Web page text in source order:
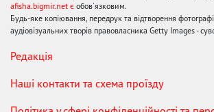
afisha.bigmir.net є обов'язковим.
Будь-яке копіювання, передрук та відтворення
аудіовізуальних творів правовласника Getty Images -
Редакція
Наші контакти та схема проїзду